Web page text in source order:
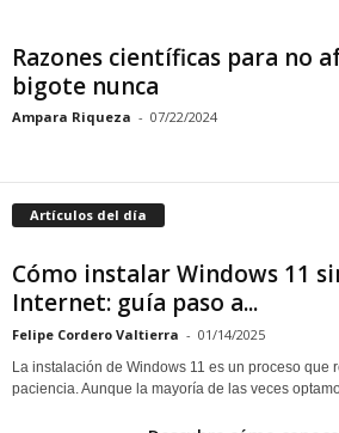
Razones científicas para no
bigote nunca
Ampara Riqueza - 07/22/2024
Artículos del día
Cómo instalar Windows 11
Internet: guía paso a...
Felipe Cordero Valtierra - 01/14/2025
La instalación de Windows 11 es un proceso que
paciencia. Aunque la mayoría de las veces